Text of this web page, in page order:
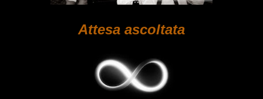
Attesa ascoltata